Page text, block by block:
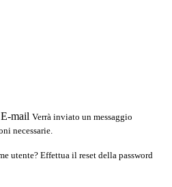
E-mail Verrà inviato un messaggio
necessarie.
utente? Effettua il reset della password